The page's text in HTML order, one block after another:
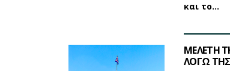
και το…
ΜΕΛΕΤΗ
ΛΟΓΩ